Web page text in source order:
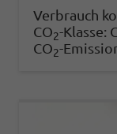
Verbrauch
CO2-Klasse:
CO2-